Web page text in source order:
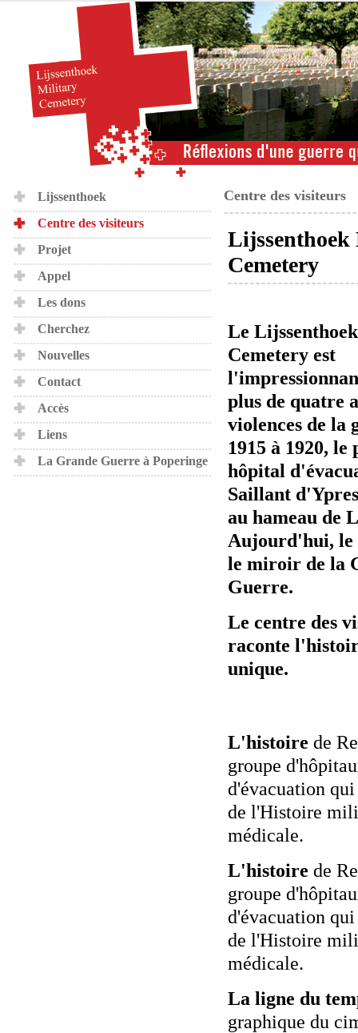
Lijssenthoek
Centre des visiteurs
Projet
Appel
Les dons
Cherchez
Nouvelles
Contact
Accès
Liens
La Grande Guerre à Poperinge
Centre des visiteurs
Cemetery
Le
Cemetery est
plus de quatre
violences de la
1915 à 1920, le
hôpital
Saillant
au hameau de
Aujourd'hui, le
le miroir de la
Guerre.
Le centre des
raconte
unique.
L'histoire de
groupe
d'évacuation
de l'Histoire
médicale.
L'histoire de
groupe
d'évacuation
de l'Histoire
médicale.
La ligne du
graphique du